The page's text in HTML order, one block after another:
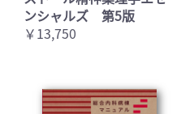
ンシャルズ 第5版
￥13,750